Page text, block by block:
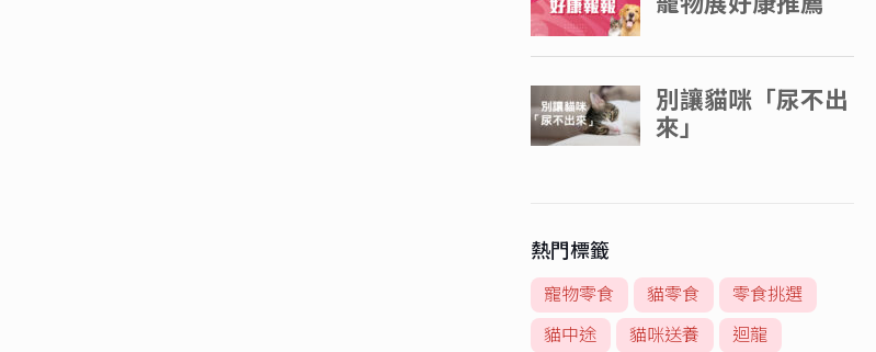
熱門標籤
寵物零食 貓零食
零食挑選
貓中途
貓咪送養
迴龍